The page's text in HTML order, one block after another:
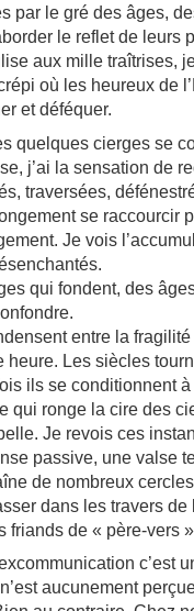
par le gré des âges,
le reflet de leurs
aux mille traîtrises,
où les heureux de
et déféquer.
quelques cierges se
j’ai la sensation de
traversées,
se raccourcir
Je vois
qui fondent, des
entre la
heure. Les siècles
ils se conditionnent
qui ronge la cire des
Je revois ces
passive, une valse
de nombreux
dans les travers
friands de « père-vers
c’est
aucunement